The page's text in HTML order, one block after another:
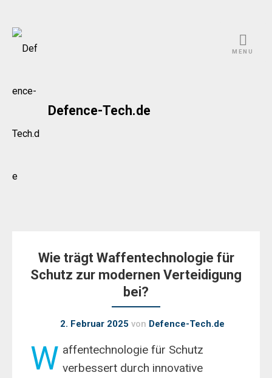
Skip
Defence-Tech.de
MENU
Wie trägt Waffentechnologie für
Schutz zur modernen Verteidigung
bei?
2. Februar 2025 von Defence-Tech.de
W affentechnologie für Schutz
verbessert durch innovative